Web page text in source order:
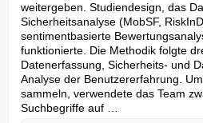
weitergeben. Studiendesign, das
Sicherheitsanalyse (MobSF,
sentimentbasierte
funktionierte. Die Methodik folgte
Datenerfassung, Sicherheits- und
Analyse der Benutzererfahrung.
sammeln, verwendete das Team
Suchbegriffe auf …